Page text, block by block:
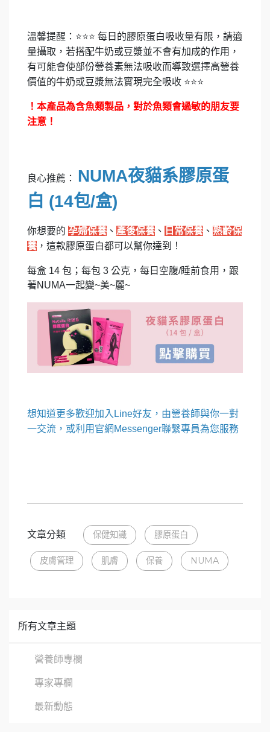
溫馨提醒 ： ⭐⭐⭐ 每日的膠原蛋白吸收量有限，請適
量攝取，若搭配牛奶或豆漿並不會有加成的作用，
有可能會使部份營養素無法吸收而導致選擇高營養
價值的牛奶或豆漿無法實現完全吸收 ⭐⭐⭐
！本產品為含魚類製品，對於魚類會過敏的朋友要
注意！
良心推薦： NUMA夜貓系膠原蛋
白 (14包/盒)
你想要的 孕婦保養 、 產後保養 、 日常保養 、 熟齡保
養 ，這款膠原蛋白都可以幫你達到！
每盒 14 包；每包 3 公克，每日空腹/睡前食用，跟
著NUMA一起變~美~麗~
想知道更多歡迎加入Line好友，由營養師與你一對
一交流，或利用官網Messenger聯繫專員為您服務
文章分類 保健知識 膠原蛋白
皮膚管理 肌膚 保養 NUMA
所有文章主題
營養師專欄
專家專欄
最新動態